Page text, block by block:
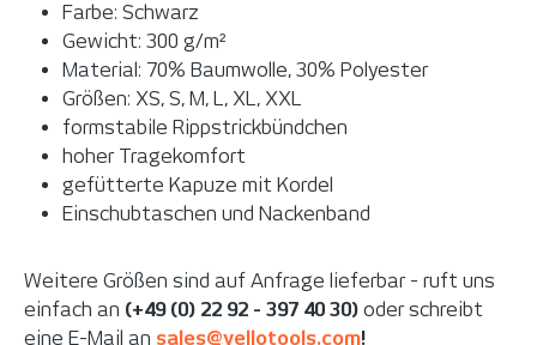
Farbe: Schwarz
Gewicht: 300 g/m²
Material: 70% Baumwolle, 30% Polyester
Größen: XS, S, M, L, XL, XXL
formstabile Rippstrickbündchen
hoher Tragekomfort
gefütterte Kapuze mit Kordel
Einschubtaschen und Nackenband
Weitere Größen sind auf Anfrage lieferbar - ruft uns
einfach an (+49 (0) 22 92 - 397 40 30) oder schreibt
eine E-Mail an sales@yellotools.com!